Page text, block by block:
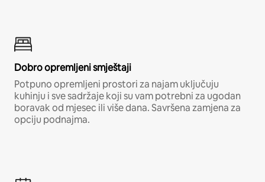
Dobro opremljeni smještaji
Potpuno opremljeni prostori za najam uključuju
kuhinju i sve sadržaje koji su vam potrebni za ugodan
boravak od mjesec ili više dana. Savršena zamjena za
opciju podnajma.